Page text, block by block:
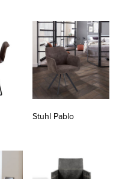
Stuhl Pablo